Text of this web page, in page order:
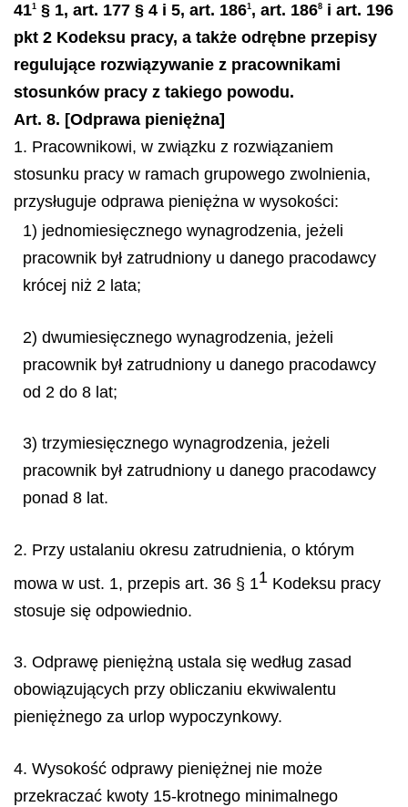
411 § 1, art. 177 § 4 i 5, art. 1861, art. 1868 i art. 196
pkt 2 Kodeksu pracy, a także odrębne przepisy
regulujące rozwiązywanie z pracownikami
stosunków pracy z takiego powodu.
Art. 8. [Odprawa pieniężna]
1. Pracownikowi, w związku z rozwiązaniem
stosunku pracy w ramach grupowego zwolnienia,
przysługuje odprawa pieniężna w wysokości:
1) jednomiesięcznego wynagrodzenia, jeżeli
pracownik był zatrudniony u danego pracodawcy
krócej niż 2 lata;
2) dwumiesięcznego wynagrodzenia, jeżeli
pracownik był zatrudniony u danego pracodawcy
od 2 do 8 lat;
3) trzymiesięcznego wynagrodzenia, jeżeli
pracownik był zatrudniony u danego pracodawcy
ponad 8 lat.
2. Przy ustalaniu okresu zatrudnienia, o którym
mowa w ust. 1, przepis art. 36 § 11 Kodeksu pracy
stosuje się odpowiednio.
3. Odprawę pieniężną ustala się według zasad
obowiązujących przy obliczaniu ekwiwalentu
pieniężnego za urlop wypoczynkowy.
4. Wysokość odprawy pieniężnej nie może
przekraczać kwoty 15-krotnego minimalnego